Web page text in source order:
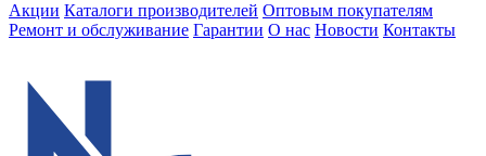
Акции Каталоги производителей Оптовым покупателям
Ремонт и обслуживание Гарантии О нас Новости Контакты